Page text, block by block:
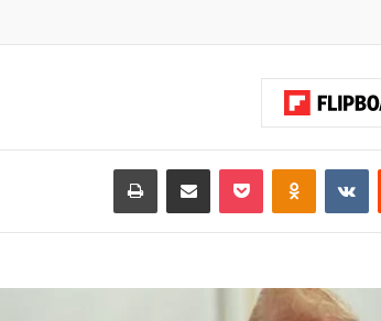
‏Reddit
‏VKontakte
Odnoklassniki
‫Pocket مشاركة عبر البريد طباعة